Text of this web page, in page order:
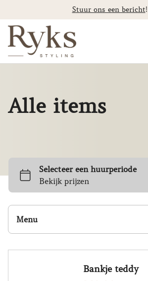
Stuur ons een bericht!
Alle items
Menu
Bankje teddy